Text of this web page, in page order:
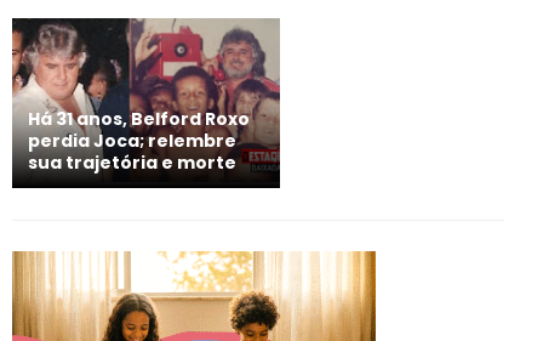
Há 31 anos, Belford Roxo
perdia Joca; relembre
sua trajetória e morte